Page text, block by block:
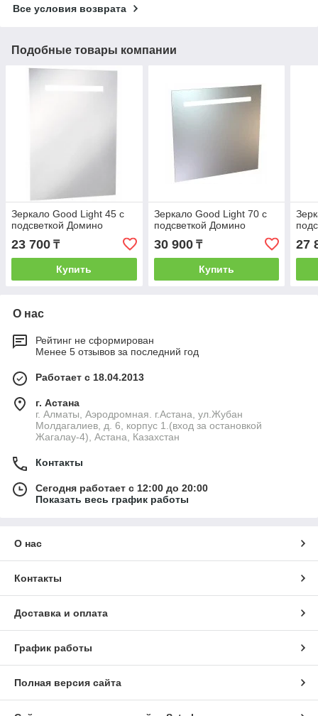
Все условия возврата
Подобные товары компании
Зеркало Good Light 45 с
подсветкой Домино
23 700 ₸
Купить
Зеркало Good Light 70 с
подсветкой Домино
30 900₸
Купить
27
О нас
Рейтинг не сформирован
Менее 5 отзывов за последний год
Работает с 18.04.2013
г. Астана
г. Алматы, Аэродромная. г.Астана, ул.Жубан
Молдагалиев, д. 6, корпус 1.(вход за остановкой
Жагалау-4), Астана, Казахстан
Контакты
Сегодня работает с 12:00 до 20:00
Показать весь график работы
О нас
Контакты
Доставка и оплата
График работы
Полная версия сайта